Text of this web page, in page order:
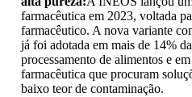
farmacêutica em 2023, voltada
farmacêutico. A nova variante
já foi adotada em mais de 14%
processamento de alimentos e
farmacêutica que procuram
baixo teor de contaminação.